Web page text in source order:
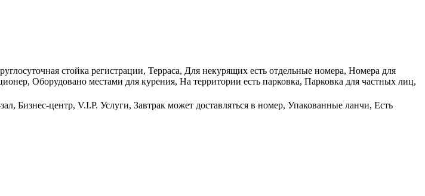
стойка регистрации, Терраса, Для некурящих есть отдельные номера, Номера для
Оборудовано местами для курения, На территории есть парковка, Парковка для частных лиц,
Бизнес-центр, V.I.P. Услуги, Завтрак может доставляться в номер, Упакованные ланчи, Есть